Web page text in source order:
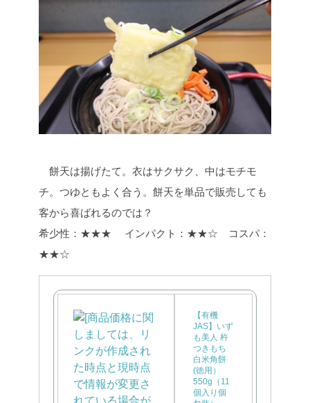
餅天は揚げたて。衣はサクサク、中はモチモ
チ。つゆともよく合う。餅天を単品で販売しても
客から喜ばれるのでは？
希少性：★★★ インパクト：★★☆ コスパ：
★★☆
【有機
JAS】いず
も美人 杵
つきもち
白米角餅
(徳用）
550g（11
個入り個